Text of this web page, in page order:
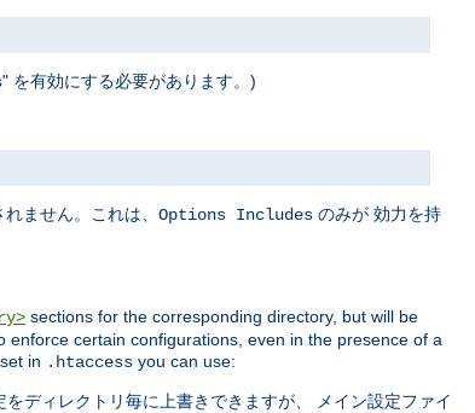
" を有効にする必要があります。)
ません。これは、 Options Includes のみが 効力を持
sections for the corresponding directory, but will be
certain configurations, even in the presence of a
in .htaccess you can use:
をディレクトリ毎に上書きできますが、 メイン設定ファイ